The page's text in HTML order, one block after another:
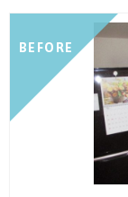
BEFORE